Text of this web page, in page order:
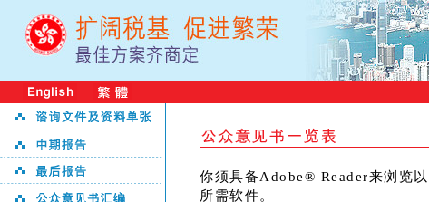
你须具备Adobe® Reader来浏览
所需软件。